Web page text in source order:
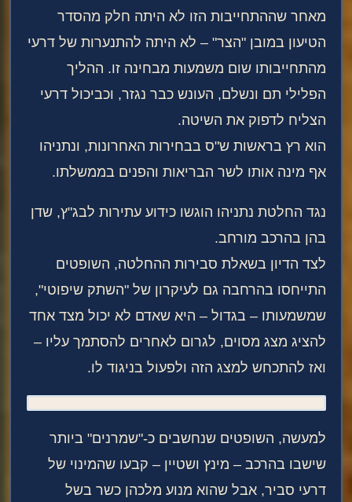
מאחר שההתחייבות הזו לא היתה חלק מהסדר
הטיעון במובן "הצר" – לא היתה להתנערות של דרעי
מהתחייבותו שום משמעות מבחינה זו. ההליך
הפלילי תם ונשלם, העונש כבר נגזר, וכביכול דרעי
הצליח לדפוק את השיטה.
הוא רץ בראשות ש"ס בבחירות האחרונות, ונתניהו
אף מינה אותו לשר הבריאות והפנים בממשלתו.
נגד החלטת נתניהו הוגשו כידוע עתירות לבג"ץ, שדן
בהן בהרכב מורחב.
לצד הדיון בשאלת סבירות ההחלטה, השופטים
התייחסו בהרחבה גם לעיקרון של "השתק שיפוטי",
שמשמעותו – בגדול – היא שאדם לא יכול מצד אחד
להציג מצג מסוים, לגרום לאחרים להסתמך עליו –
ואז להתכחש למצג הזה ולפעול בניגוד לו.
למעשה, השופטים שנחשבים כ-"שמרנים" ביותר
שישבו בהרכב – מינץ ושטיין – קבעו שהמינוי של
דרעי סביר, אבל שהוא מנוע מלכהן כשר בשל